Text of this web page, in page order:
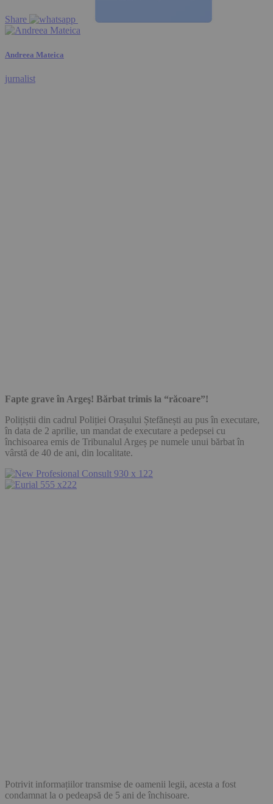
Share
Andreea Mateica
jurnalist
Fapte grave în Argeş! Bărbat trimis la “răcoare”!
Polițiștii din cadrul Poliției Orașului Ștefănești au pus în executare,
în data de 2 aprilie, un mandat de executare a pedepsei cu
închisoarea emis de Tribunalul Argeș pe numele unui bărbat în
vârstă de 40 de ani, din localitate.
Potrivit informațiilor transmise de oamenii legii, acesta a fost
condamnat la o pedeapsă de 5 ani de închisoare.